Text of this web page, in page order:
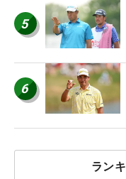
5
6
ラン